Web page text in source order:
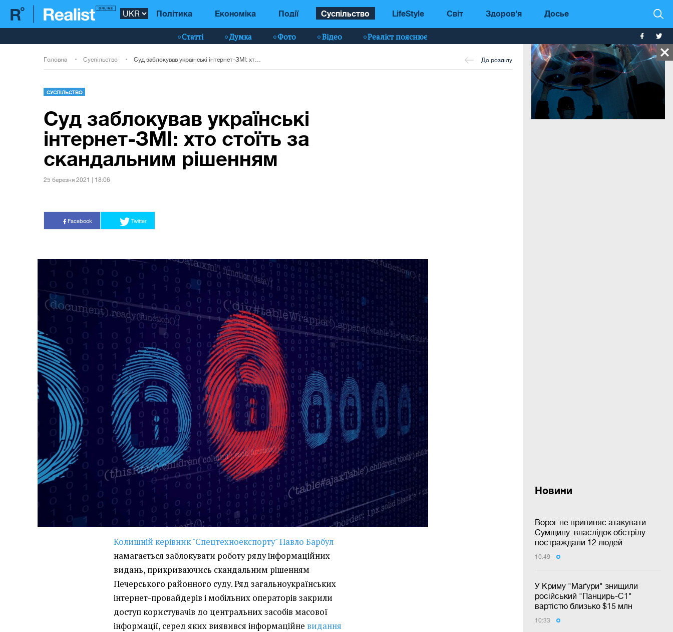
Політика Економіка Події Суспільство LifeStyle Світ Здоров'я Досье
Статті Думка Фото Відео Реаліст пояснює
Новини
Ворог не припиняє атакувати
Сумщину: внаслідок обстрілу
постраждали 12 людей
10:49
У Криму "Маґури" знищили
російський "Панцирь-С1"
вартістю близько $15 млн
10:33
Головна Суспільство До розділу
СУСПІЛЬСТВО
Суд заблокував українські
інтернет-ЗМІ: хто стоїть за
скандальним рішенням
25 березня 2021 | 18:06
Facebook Twitter
Колишній керівник "Спецтехноекспорту" Павло Барбул
намагається заблокувати роботу ряду інформаційних
видань, прикриваючись скандальним рішенням
Печерського районного суду. Ряд загальноукраїнських
інтернет-провайдерів і мобільних операторів закрили
доступ користувачів до центральних засобів масової
інформації, серед яких виявився інформаційне видання